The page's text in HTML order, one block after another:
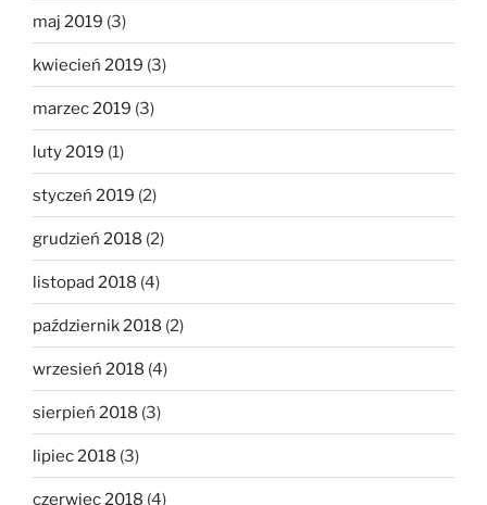
maj 2019 (3)
kwiecień 2019 (3)
marzec 2019 (3)
luty 2019 (1)
styczeń 2019 (2)
grudzień 2018 (2)
listopad 2018 (4)
październik 2018 (2)
wrzesień 2018 (4)
sierpień 2018 (3)
lipiec 2018 (3)
czerwiec 2018 (4)